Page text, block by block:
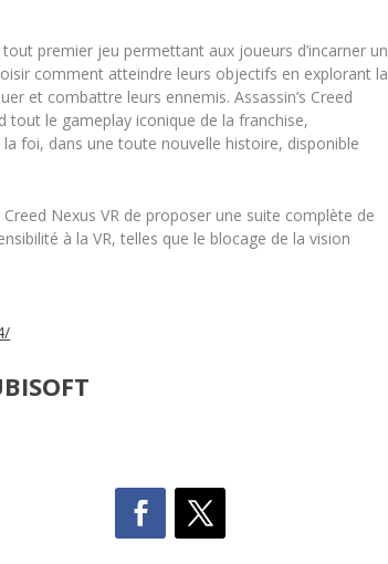
premier jeu permettant aux joueurs d’incarner un
comment atteindre leurs objectifs en explorant la
et combattre leurs ennemis. Assassin’s Creed
tout le gameplay iconique de la franchise,
foi, dans une toute nouvelle histoire, disponible
Creed Nexus VR de proposer une suite complète de
à la VR, telles que le blocage de la vision